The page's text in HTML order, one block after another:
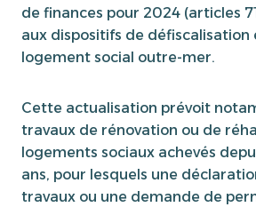
de finances pour 2024 (articles
aux dispositifs de défiscalisation
logement social outre-mer.
Cette actualisation prévoit
travaux de rénovation ou de
logements sociaux achevés
ans, pour lesquels une
travaux ou une demande de